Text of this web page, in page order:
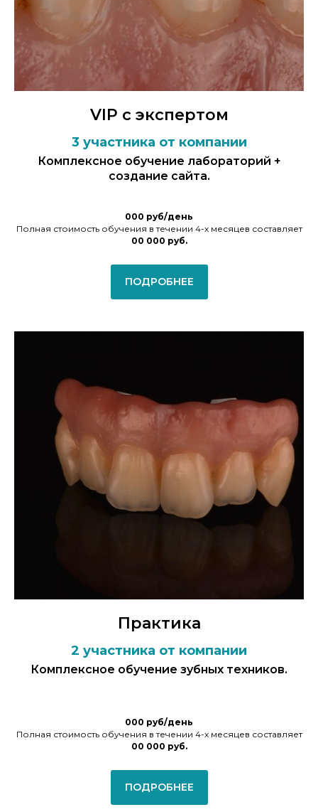
VIP с экспертом
3 участника от компании
Комплексное обучение лабораторий +
создание сайта.
000 руб/день
Полная стоимость обучения в течении 4-х месяцев составляет
00 000 руб.
ПОДРОБНЕЕ
Практика
2 участника от компании
Комплексное обучение зубных техников.
000 руб/день
Полная стоимость обучения в течении 4-х месяцев составляет
00 000 руб.
ПОДРОБНЕЕ